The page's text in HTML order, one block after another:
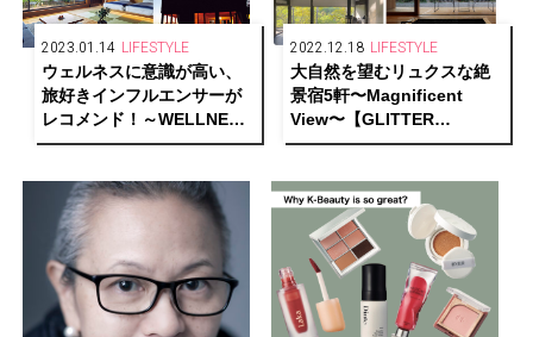
2023.01.14 LIFESTYLE
ウェルネスに意識が高い、
旅好きインフルエンサーが
レコメンド！～WELLNESS
PERSON SELECTIONS～
AWARDS 2022 1/2】
2022.12.18 LIFESTYLE
大自然を望むリュクスな絶
景宿5軒〜Magnificent
View〜【GLITTER
HOTELS AWARDS 2022